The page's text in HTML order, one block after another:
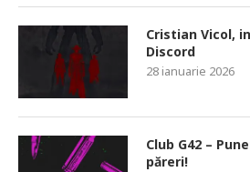
Cristian Vicol,
Discord
28 ianuarie 2026
Club G42 –
păreri!